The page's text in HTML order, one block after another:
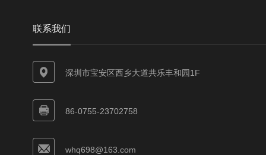
联系我们
深圳市宝安区西乡大道共乐丰和园1F
86-0755-23702758
whq698@163.com